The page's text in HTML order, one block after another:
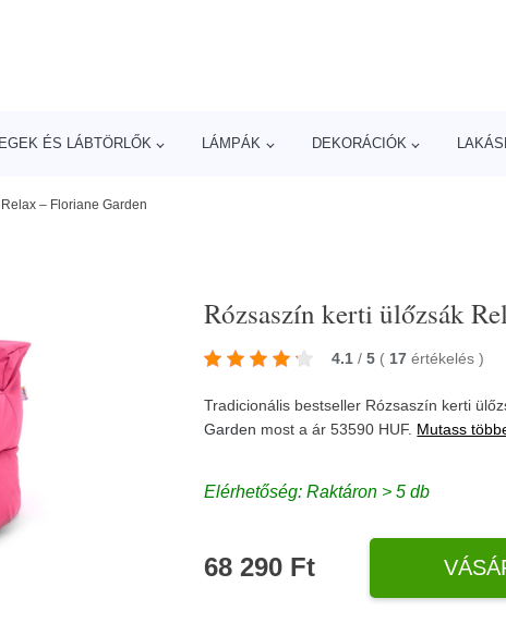
ÉS LÁBTÖRLŐK LÁMPÁK DEKORÁCIÓK
– Floriane Garden
Rózsaszín kerti ülőzsák
4.1 / 5 ( 17 értékelés)
Tradicionális bestseller Rózsaszín kerti
Garden most a ár 53590 HUF. Mutass
Elérhetőség: Raktáron > 5 db
68 290 Ft